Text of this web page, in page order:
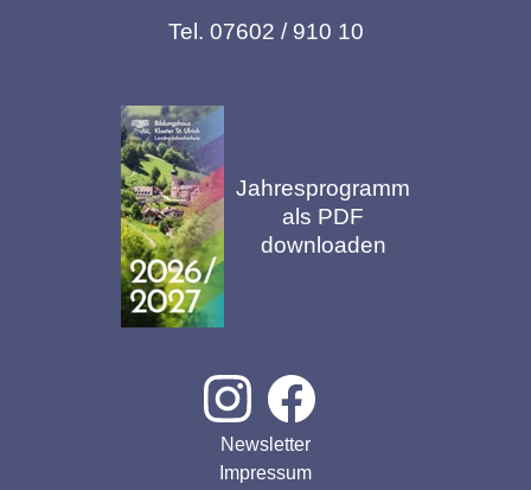
Tel. 07602 / 910 10
Jahresprogramm
als PDF
downloaden
Newsletter
Impressum